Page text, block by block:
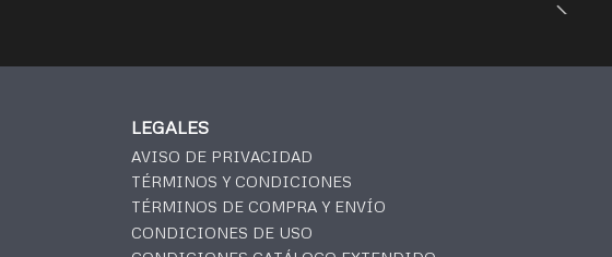
LEGALES
AVISO DE PRIVACIDAD
TÉRMINOS Y CONDICIONES
TÉRMINOS DE COMPRA Y ENVÍO
CONDICIONES DE USO